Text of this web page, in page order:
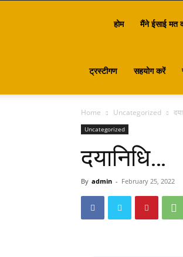
होम मैंने ईसाई मत
ट्रस्टीगण सहयोग करें
Home Uncategorized
Uncategorized
दयानिधि…
By admin - February 25, 2022